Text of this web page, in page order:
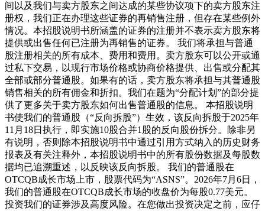
间以及我们与卖方股东之间达成的某些协议项下的卖方股东注
册权，我们正在办理这些证券的再销售注册，但存在某些例外
情况。本招股说明书所涵盖的证券的注册并不表示卖方股东将
提供或出售任何已注册为再销售的证券。 我们将承担与普通
股注册相关的所有成本、费用和费用。卖方股东可以公开或通
过私下交易，以现行市场价格或协商价格提供、出售或分配其
全部或部分普通股。如果有的话，卖方股东将承担与其普通股
销售相关的所有佣金和折扣。我们在题为“分配计划”的部分提
供了更多关于卖方股东如何出售普通股的信息。 本招股说明
书使我们的普通股（“反向拆股”）生效，该反向拆股于2025年
11月18日执行，即实施10股合并1股的反向股份拆分。除非另
有说明，否则除本招股说明书中通过引用方式纳入的历史财务
报表及有关注释外，本招股说明书中的所有股份数据及每股数
据均已追溯重述，以反映该反向拆股。 我们的普通股在
OTCQB成长市场上市，股票代码为“ASNS”。2026年7月6日，
我们的普通股在OTCQB成长市场的收盘价为每股0.77美元。
投资我们的证券涉及高度风险。在您做出投资决定之前，应仔